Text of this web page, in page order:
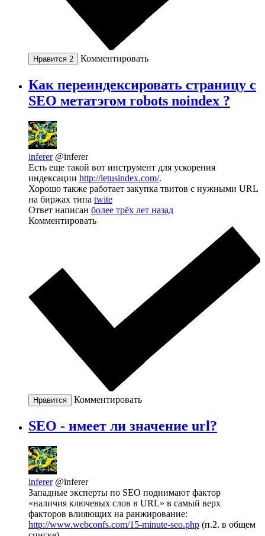
Нравится 2 Комментировать
Как переиндексировать страницу с
SEO метатэгом robots noindex ?
inferer @inferer
Есть еще такой вот инструмент для ускорения
индексации http://letusindex.com/.
Хорошо также работает закупка твитов с нужными URL
на биржах типа twite
Ответ написан более трёх лет назад
Комментировать
Нравится Комментировать
SEO - имеет ли значение url?
inferer @inferer
Западные эксперты по SEO поднимают фактор
«наличия ключевых слов в URL» в самый верх
факторов влияющих на ранжирование:
http://www.webconfs.com/15-minute-seo.php (п.2. в общем